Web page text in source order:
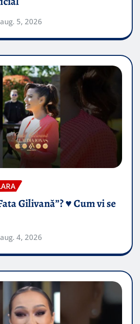
aug. 5, 2026
Gilivană”? ♥️ Cum vi se
aug. 4, 2026